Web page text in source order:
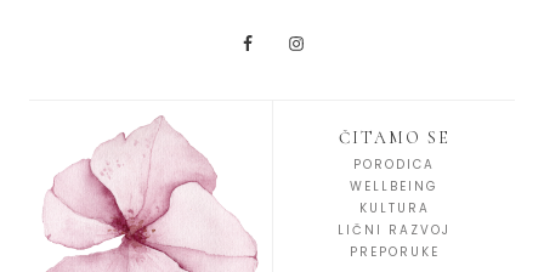
ČITAMO SE
PORODICA
WELLBEING
KULTURA
LIČNI RAZVOJ
PREPORUKE